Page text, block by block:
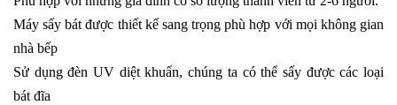
Máy sấy bát được thiết kế sang trọng phù hợp với mọi không gian
nhà bếp
Sử dụng đèn UV diệt khuẩn, chúng ta có thể sấy được các loại
bát đĩa